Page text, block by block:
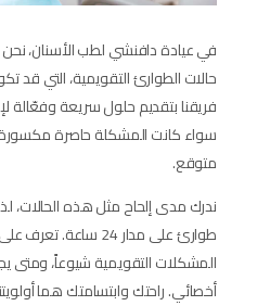
في عيادة دافنشي لطب الأسنان،
حالات الطوارئ التقويمية، التي قد
فريقنا بتقديم حلول سريعة وفعّالة
سواء كانت المشكلة حاصرة مكسورة،
متوقع.
ندرك مدى إلحاح مثل هذه الحالات،
طوارئ على مدار 24
المشكلات التقويمية شيوعاً، ومتى
أخصائي. راحتك وابتسامتك هما